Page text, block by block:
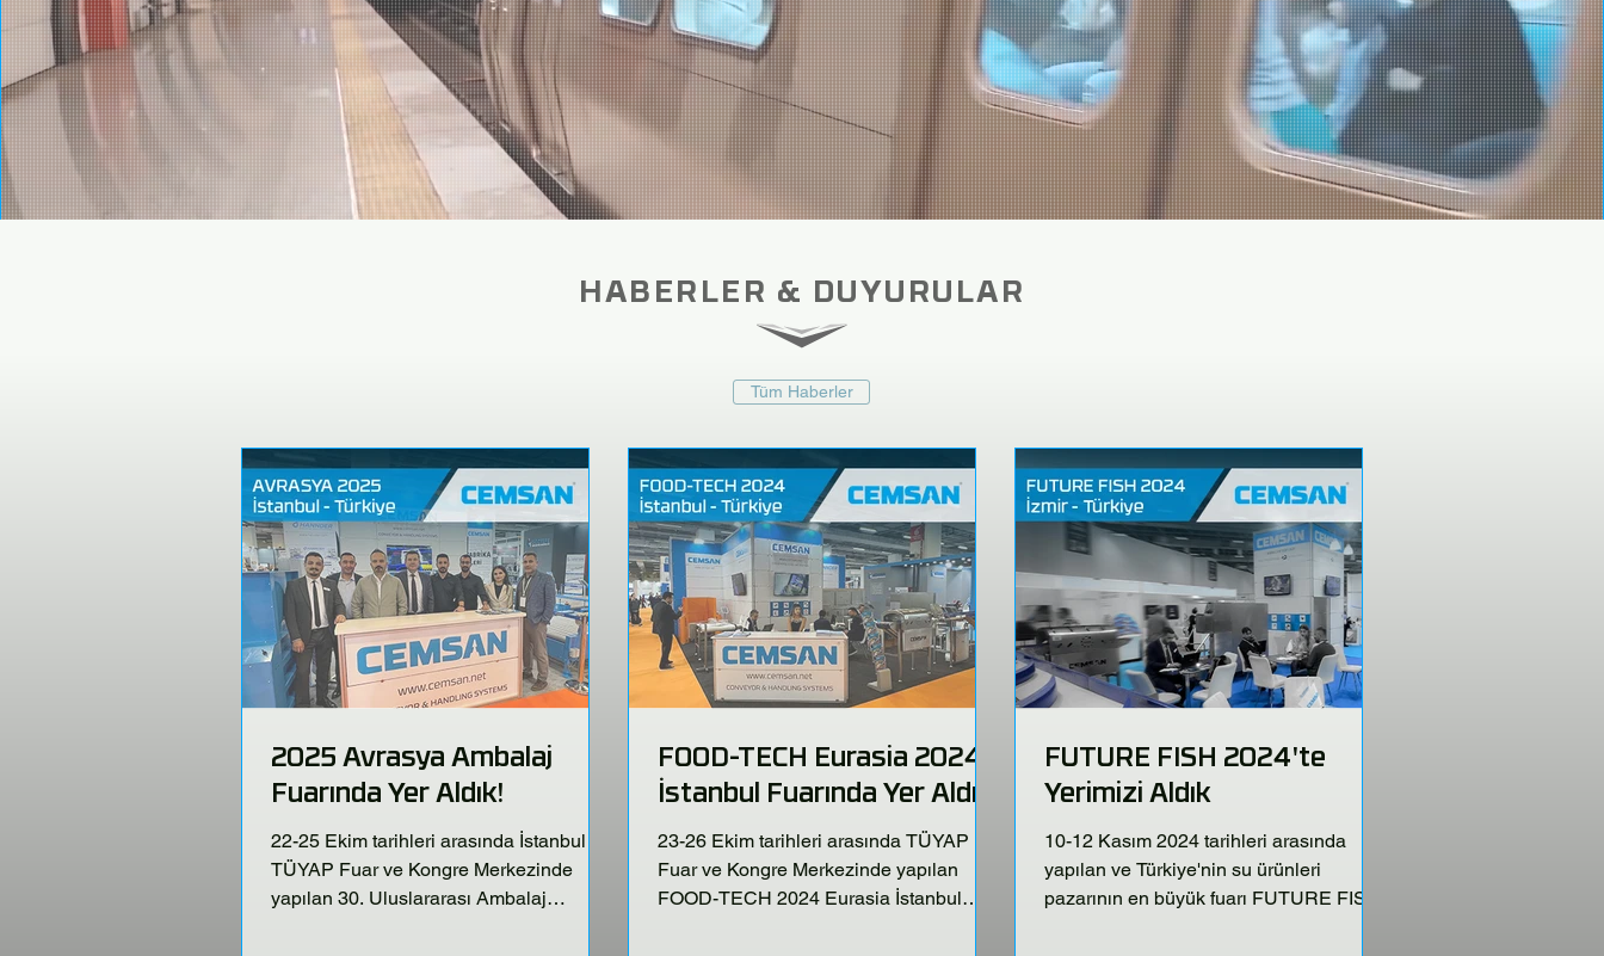
HABERLER & DUYURULAR
Tüm Haberler
2025 Avrasya Ambalaj
Fuarında Yer Aldık!
22-25 Ekim tarihleri arasında İstanbul
TÜYAP Fuar ve Kongre Merkezinde
yapılan 30. Uluslararası Ambalaj
FOOD-TECH Eurasia 2024
İstanbul Fuarında Yer Aldık!
23-26 Ekim tarihleri arasında TÜYAP
Fuar ve Kongre Merkezinde yapılan
FOOD-TECH 2024 Eurasia İstanbul
FUTURE FISH 2024'te
Yerimizi Aldık
10-12 Kasım 2024 tarihleri arasında
yapılan ve Türkiye'nin su ürünleri
pazarının en büyük fuarı FUTURE FISH